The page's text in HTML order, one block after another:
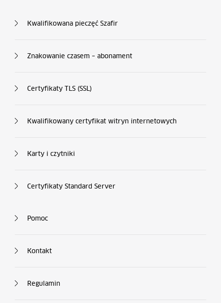
Kwalifikowana pieczęć Szafir
Znakowanie czasem – abonament
Certyfikaty TLS (SSL)
Kwalifikowany certyfikat witryn internetowych
Karty i czytniki
Certyfikaty Standard Server
Pomoc
Kontakt
Regulamin